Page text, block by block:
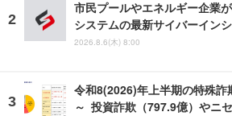
市民プールやエネルギー企業
システムの最新サイバーイン
2026.8.6(木) 8:00
令和8(2026)年上半期の特殊詐
～ 投資詐欺（797.9億）やニ